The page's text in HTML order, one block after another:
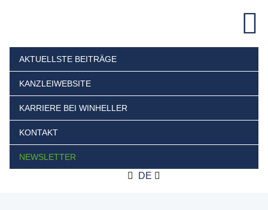
AKTUELLSTE BEITRÄGE
KANZLEIWEBSITE
KARRIERE BEI WINHELLER
KONTAKT
NEWSLETTER
DE